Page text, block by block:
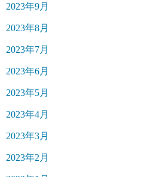
2023年9月
2023年8月
2023年7月
2023年6月
2023年5月
2023年4月
2023年3月
2023年2月